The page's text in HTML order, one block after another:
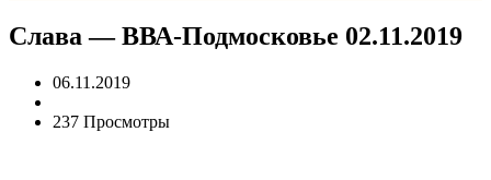
Слава — ВВА-Подмосковье 02.11.2019
06.11.2019
237 Просмотры